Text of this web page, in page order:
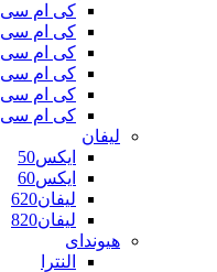
کی ام سی A5
کی ام سی J7
کی ام سی K7
کی ام سی T8
کی ام سی T9
کی ام سی X5
لیفان
ایکس50
ایکس60
لیفان620
لیفان820
هیوندای
النترا